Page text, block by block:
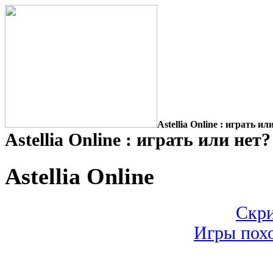
Astellia Online : играть
Astellia Online : играть или нет?
Astellia Online
Игры